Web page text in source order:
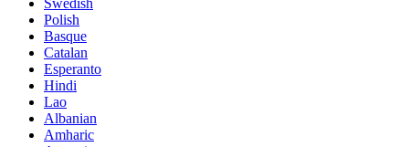
Swedish
Polish
Basque
Catalan
Esperanto
Hindi
Lao
Albanian
Amharic